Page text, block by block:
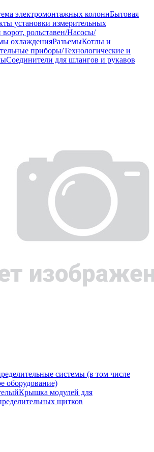
электромонтажных колоннБытовая
установки измерительных
ворот, рольставен/Насосы/
охлажденияРазъемыКотлы и
приборы/Технологические и
Соединители для шлангов и рукавов
системы (в том числе
оборудование)
Крышка модулей для
щитков